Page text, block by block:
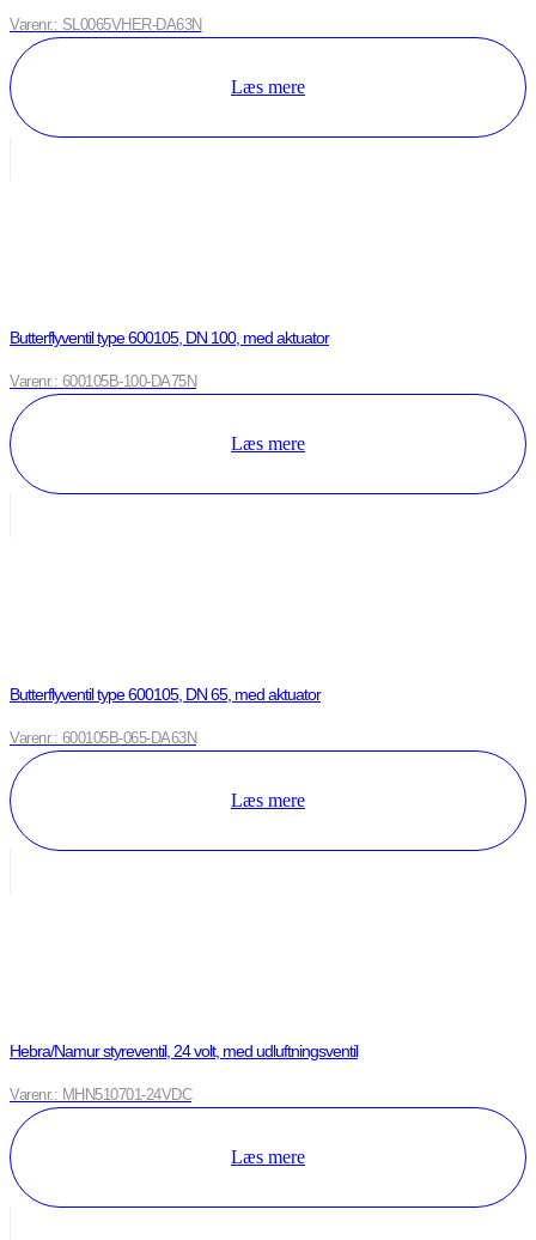
Varenr.: SL0065VHER-DA63N
Læs mere
Butterflyventil type 600105, DN 100, med aktuator
Varenr.: 600105B-100-DA75N
Læs mere
Butterflyventil type 600105, DN 65, med aktuator
Varenr.: 600105B-065-DA63N
Læs mere
Hebra/Namur styreventil, 24 volt, med udluftningsventil
Varenr.: MHN510701-24VDC
Læs mere